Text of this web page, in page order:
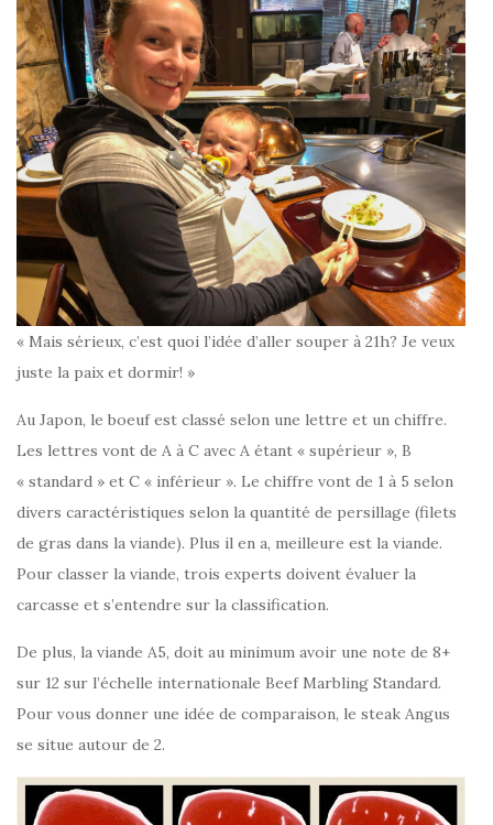
« Mais sérieux, c’est quoi l’idée d’aller souper à 21h? Je veux
juste la paix et dormir! »
Au Japon, le boeuf est classé selon une lettre et un chiffre.
Les lettres vont de A à C avec A étant « supérieur », B
« standard » et C « inférieur ». Le chiffre vont de 1 à 5 selon
divers caractéristiques selon la quantité de persillage (filets
de gras dans la viande). Plus il en a, meilleure est la viande.
Pour classer la viande, trois experts doivent évaluer la
carcasse et s’entendre sur la classification.
De plus, la viande A5, doit au minimum avoir une note de 8+
sur 12 sur l’échelle internationale Beef Marbling Standard.
Pour vous donner une idée de comparaison, le steak Angus
se situe autour de 2.